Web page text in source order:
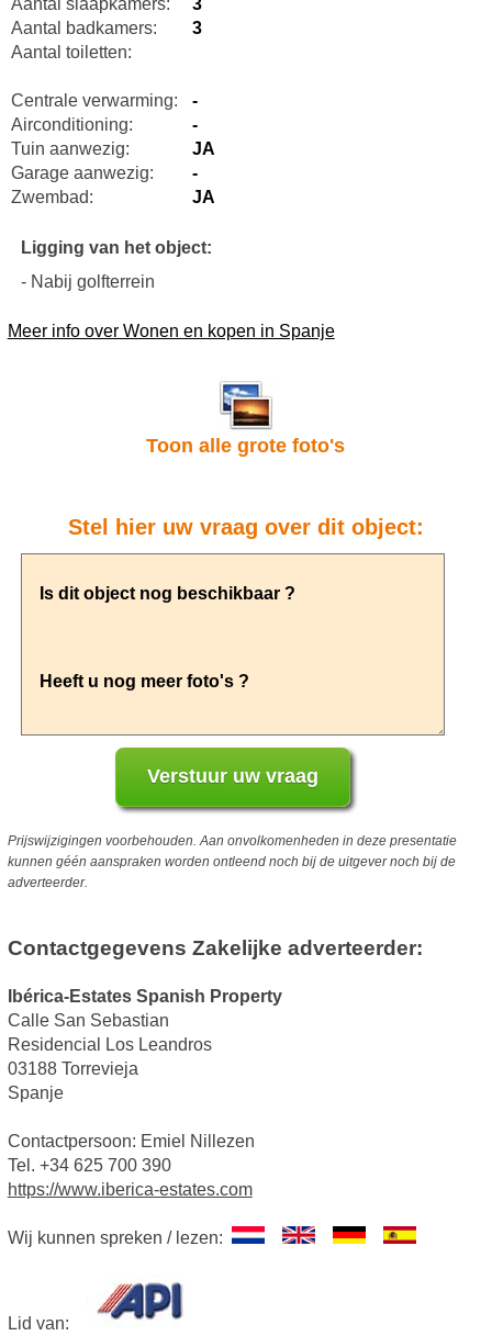
Aantal badkamers:
3
Aantal toiletten:
Centrale verwarming:
-
Airconditioning:
-
Tuin aanwezig:
JA
Garage aanwezig:
-
Zwembad:
JA
Ligging van het object:
- Nabij golfterrein
Meer info over Wonen en kopen in Spanje
Toon alle grote foto's
Stel hier uw vraag over dit object:
Prijswijzigingen voorbehouden. Aan onvolkomenheden in deze presentatie
kunnen géén aanspraken worden ontleend noch bij de uitgever noch bij de
adverteerder.
Contactgegevens Zakelijke adverteerder:
Ibérica-Estates Spanish Property
Calle San Sebastian
Residencial Los Leandros
03188 Torrevieja
Spanje
Contactpersoon: Emiel Nillezen
Tel. +34 625 700 390
https://www.iberica-estates.com
Wij kunnen spreken / lezen:
Lid van: